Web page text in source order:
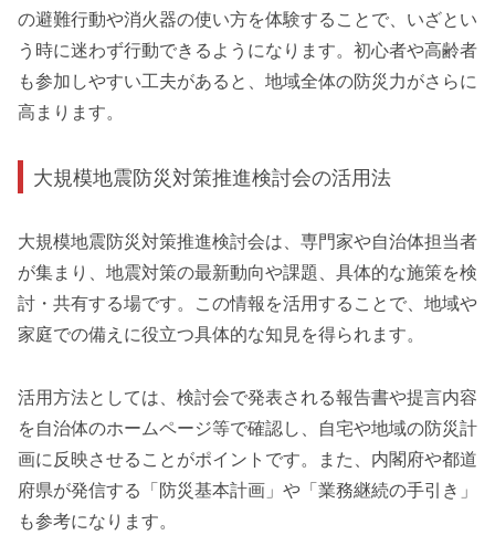
の避難行動や消火器の使い方を体験することで、いざとい
う時に迷わず行動できるようになります。初心者や高齢者
も参加しやすい工夫があると、地域全体の防災力がさらに
高まります。
大規模地震防災対策推進検討会の活用法
大規模地震防災対策推進検討会は、専門家や自治体担当者
が集まり、地震対策の最新動向や課題、具体的な施策を検
討・共有する場です。この情報を活用することで、地域や
家庭での備えに役立つ具体的な知見を得られます。
活用方法としては、検討会で発表される報告書や提言内容
を自治体のホームページ等で確認し、自宅や地域の防災計
画に反映させることがポイントです。また、内閣府や都道
府県が発信する「防災基本計画」や「業務継続の手引き」
も参考になります。